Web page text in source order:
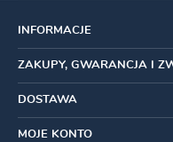
Szerokość mufy : 73
Średnica mufy
Średnica
INFORMACJE
ZAKUPY, GWARANCJA I
DOSTAWA
MOJE KONTO